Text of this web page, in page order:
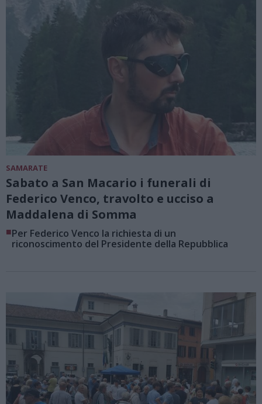
SAMARATE
Sabato a San Macario i funerali di
Federico Venco, travolto e ucciso a
Maddalena di Somma
■Per Federico Venco la richiesta di un
riconoscimento del Presidente della Repubblica